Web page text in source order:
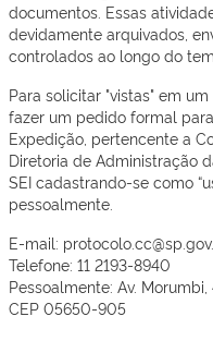
documentos. Essas
devidamente arquivados,
controlados ao longo do
Para solicitar "vistas" em
fazer um pedido formal
Expedição, pertencente a
Diretoria de Administração
SEI cadastrando-se como
pessoalmente.
E-mail:
Telefone: 11 2193-8940
Pessoalmente: Av.
CEP 05650-905